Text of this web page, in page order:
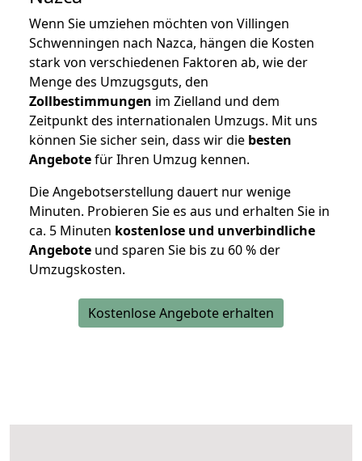
Wenn Sie umziehen möchten von Villingen
Schwenningen nach Nazca, hängen die Kosten
stark von verschiedenen Faktoren ab, wie der
Menge des Umzugsguts, den
Zollbestimmungen im Zielland und dem
Zeitpunkt des internationalen Umzugs. Mit uns
können Sie sicher sein, dass wir die besten
Angebotefür Ihren Umzug kennen.
Die Angebotserstellung dauert nur wenige
Minuten. Probieren Sie es aus und erhalten Sie in
ca. 5 Minuten kostenlose und unverbindliche
Angebote und sparen Sie bis zu 60 % der
Umzugskosten.
Kostenlose Angebote erhalten